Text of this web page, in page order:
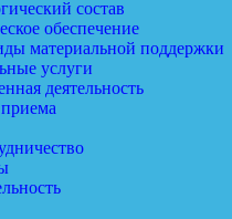
состав
обеспечение
материальной поддержки
услуги
деятельность